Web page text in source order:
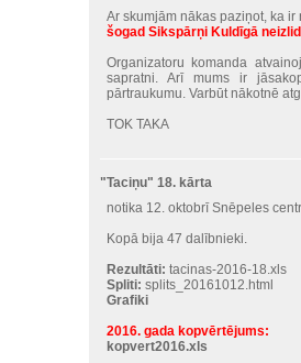
Ar skumjām nākas paziņot, ka
šogad Sikspārņi Kuldīgā
Organizatoru komanda
sapratni. Arī mums ir
pārtraukumu. Varbūt nākotnē
TOK TAKA
"Taciņu" 18. kārta
notika 12. oktobrī Snēpeles
Kopā bija 47 dalībnieki.
Rezultāti: tacinas-2016-18.xls
Spliti: splits_20161012.html
Grafiki
2016. gada kopvērtējums:
kopvert2016.xls